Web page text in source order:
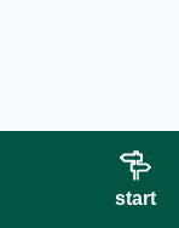
start